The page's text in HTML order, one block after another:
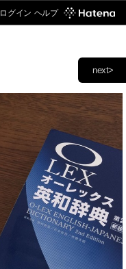
ログイン ヘルプ
next>